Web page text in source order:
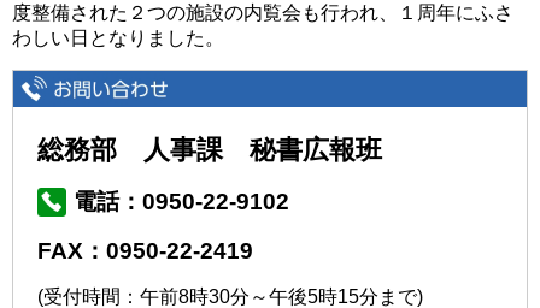
度整備された２つの施設の内覧会も行われ、１周年にふさ
わしい日となりました。
総務部 人事課 秘書広報班
電話：0950-22-9102
FAX：0950-22-2419
(受付時間：午前8時30分～午後5時15分まで)